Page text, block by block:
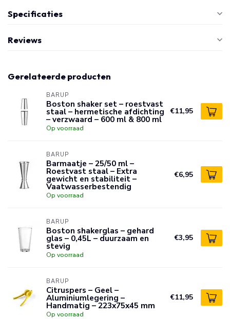
Specificaties
Reviews
Gerelateerde producten
BARUP
Boston shaker set – roestvast
staal – hermetische afdichting
– verzwaard – 600 ml & 800 ml
Op voorraad
€11,95
BARUP
Barmaatje – 25/50 ml –
Roestvast staal – Extra
gewicht en stabiliteit –
Vaatwasserbestendig
Op voorraad
€6,95
BARUP
Boston shakerglas – gehard
glas – 0,45L – duurzaam en
stevig
Op voorraad
€3,95
BARUP
Citruspers – Geel –
Aluminiumlegering –
Handmatig – 223x75x45 mm
Op voorraad
€11,95